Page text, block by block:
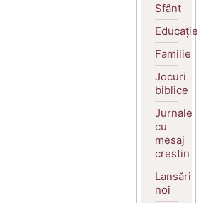
Sfânt
Educație
Familie
Jocuri
biblice
Jurnale
cu
mesaj
crestin
Lansări
noi